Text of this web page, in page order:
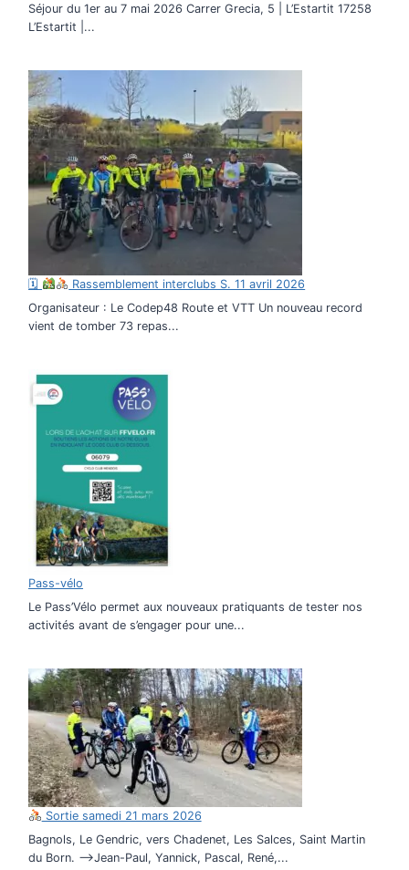
Séjour du 1er au 7 mai 2026 Carrer Grecia, 5 | L’Estartit 17258
L’Estartit |...
🗓
Rassemblement interclubs S. 11 avril 2026
Organisateur : Le Codep48 Route et VTT Un nouveau record
vient de tomber 73 repas...
Pass-vélo
Le Pass’Vélo permet aux nouveaux pratiquants de tester nos
activités avant de s’engager pour une...
Sortie samedi 21 mars 2026
Bagnols, Le Gendric, vers Chadenet, Les Salces, Saint Martin
du Born. –>Jean-Paul, Yannick, Pascal, René,...